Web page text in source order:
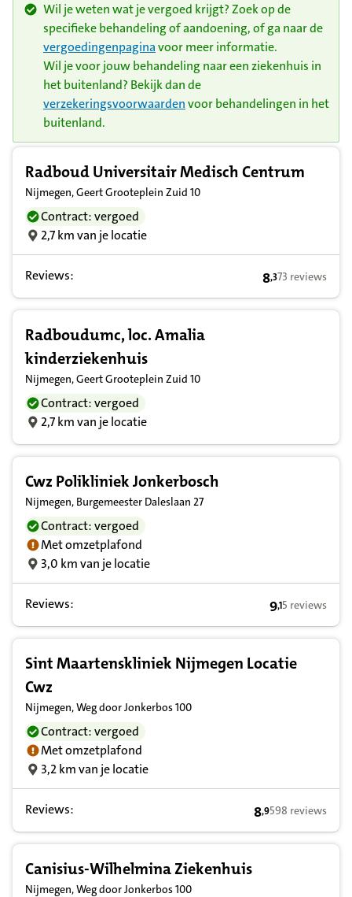
Wil je weten wat je vergoed krijgt? Zoek op de
specifieke behandeling of aandoening, of ga naar de
vergoedingenpaginavoor meer informatie.
Wil je voor jouw behandeling naar een ziekenhuis in
het buitenland? Bekijk dan de
verzekeringsvoorwaardenvoor behandelingen in het
buitenland.
Radboud Universitair Medisch Centrum
Nijmegen, Geert Grooteplein Zuid 10
Contract: vergoed
2,7 km van je locatie
Reviews: 8,3 op basis
8,373 reviews
Radboudumc, loc. Amalia
kinderziekenhuis
Nijmegen, Geert Grooteplein Zuid 10
Contract: vergoed
2,7 km van je locatie
Cwz Polikliniek Jonkerbosch
Nijmegen, Burgemeester Daleslaan 27
Contract: vergoed
Met omzetplafond
3,0 km van je locatie
Reviews: 9,1 op basis
9,15 reviews
Sint Maartenskliniek Nijmegen Locatie
Cwz
Nijmegen, Weg door Jonkerbos 100
Contract: vergoed
Met omzetplafond
3,2 km van je locatie
Reviews: 8,9 op basis van
8,9598 reviews
Canisius-Wilhelmina Ziekenhuis
Nijmegen, Weg door Jonkerbos 100